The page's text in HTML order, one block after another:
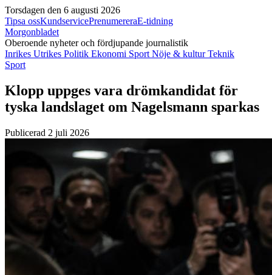
Torsdagen den 6 augusti 2026
Tipsa ossKundservicePrenumereraE-tidning
Morgonbladet
Oberoende nyheter och fördjupande journalistik
Inrikes Utrikes Politik Ekonomi Sport Nöje & kulturTeknik
Sport
Klopp uppges vara drömkandidat för
tyska landslaget om Nagelsmann sparkas
Publicerad 2 juli 2026